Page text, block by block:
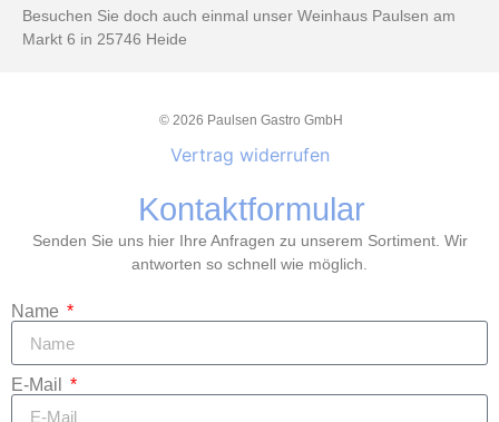
Besuchen Sie doch auch einmal unser Weinhaus Paulsen am
Markt 6 in 25746 Heide
© 2026 Paulsen Gastro GmbH
Vertrag widerrufen
Kontaktformular
Senden Sie uns hier Ihre Anfragen zu unserem Sortiment. Wir
antworten so schnell wie möglich.
Name
E-Mail